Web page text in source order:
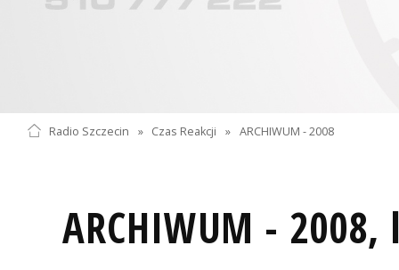
Radio Szczecin » Czas Reakcji » ARCHIWUM - 2008
ARCHIWUM - 2008,